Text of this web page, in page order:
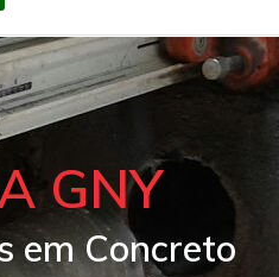
GNY
em Concreto